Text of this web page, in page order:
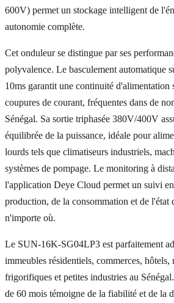
600V) permet un stockage intelligent de
autonomie complète.
Cet onduleur se distingue par ses
polyvalence. Le basculement automatique
10ms garantit une continuité d'alimentation
coupures de courant, fréquentes dans de
Sénégal. Sa sortie triphasée 380V/400V
équilibrée de la puissance, idéale pour
lourds tels que climatiseurs industriels,
systèmes de pompage. Le monitoring à
l'application Deye Cloud permet un suivi
production, de la consommation et de l'état
n'importe où.
Le SUN-16K-SG04LP3 est parfaitement
immeubles résidentiels, commerces, hôtels,
frigorifiques et petites industries au
de 60 mois témoigne de la fiabilité et de la